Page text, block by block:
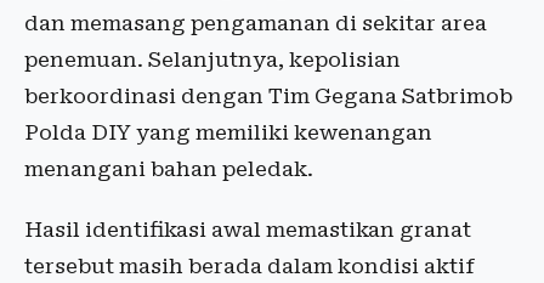
dan memasang pengamanan di sekitar area
penemuan. Selanjutnya, kepolisian
berkoordinasi dengan Tim Gegana Satbrimob
Polda DIY yang memiliki kewenangan
menangani bahan peledak.
Hasil identifikasi awal memastikan granat
tersebut masih berada dalam kondisi aktif